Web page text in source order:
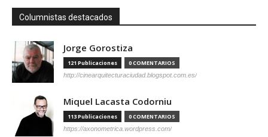
Columnistas destacados
Jorge Gorostiza
121 Publicaciones 0 COMENTARIOS
http://cinearquitecturaciudad.blogspot.com.es/
Miquel Lacasta Codorniu
113 Publicaciones 0 COMENTARIOS
https://axonometrica.wordpress.com/